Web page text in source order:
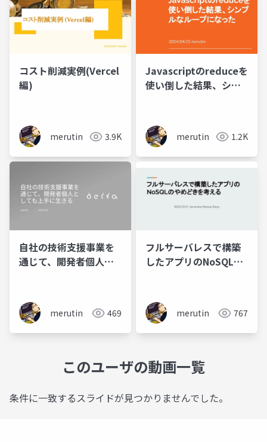
コスト削減実例(Vercel
編)
merutin 3.9K
Javascriptのreduceを
使い倒した結果、シン
merutin 1.2K
自社の技術支援事業を
通じて、開発者個人と
merutin 469
フルサーバレスで構築
したアプリのNoSQLの
merutin 767
このユーザの動画一覧
条件に一致するスライドが見つかりませんでした。